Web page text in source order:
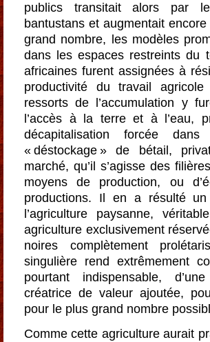
publics transitait alors par
bantustans et augmentait
grand nombre, les modèles
dans les espaces restreints du
africaines furent assignées à
productivité du travail
ressorts de l’accumulation y
l’accès à la terre et à l’eau,
décapitalisation forcée
« déstockage » de bétail,
marché, qu’il s’agisse des
moyens de production, ou
productions. Il en a résulté
l’agriculture paysanne,
agriculture exclusivement
noires complètement
singulière rend extrêmement
pourtant indispensable,
créatrice de valeur ajoutée,
pour le plus grand nombre
Comme cette agriculture aurait